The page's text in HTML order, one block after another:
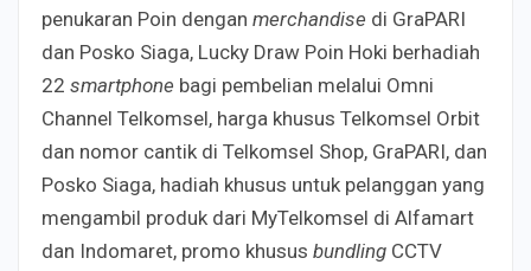
penukaran Poin dengan merchandise di GraPARI
dan Posko Siaga, Lucky Draw Poin Hoki berhadiah
22 smartphone bagi pembelian melalui Omni
Channel Telkomsel, harga khusus Telkomsel Orbit
dan nomor cantik di Telkomsel Shop, GraPARI, dan
Posko Siaga, hadiah khusus untuk pelanggan yang
mengambil produk dari MyTelkomsel di Alfamart
dan Indomaret, promo khusus bundling CCTV